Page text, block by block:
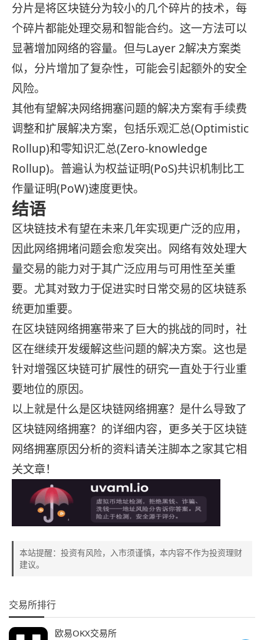
分片是将区块链分为较小的几个碎片的技术，每
个碎片都能处理交易和智能合约。这一方法可以
显著增加网络的容量。但与Layer 2解决方案类
似，分片增加了复杂性，可能会引起额外的安全
风险。
其他有望解决网络拥塞问题的解决方案有手续费
调整和扩展解决方案，包括乐观汇总(Optimistic
Rollup)和零知识汇总(Zero-knowledge
Rollup)。普遍认为权益证明(PoS)共识机制比工
作量证明(PoW)速度更快。
结语
区块链技术有望在未来几年实现更广泛的应用，
因此网络拥堵问题会愈发突出。网络有效处理大
量交易的能力对于其广泛应用与可用性至关重
要。尤其对致力于促进实时日常交易的区块链系
统更加重要。
在区块链网络拥塞带来了巨大的挑战的同时，社
区在继续开发缓解这些问题的解决方案。这也是
针对增强区块链可扩展性的研究一直处于行业重
要地位的原因。
以上就是什么是区块链网络拥塞？是什么导致了
区块链网络拥塞？的详细内容，更多关于区块链
网络拥塞原因分析的资料请关注脚本之家其它相
关文章！
本站提醒：投资有风险，入市须谨慎，本内容不作为投资理财
建议。
交易所排行
欧易OKX交易所